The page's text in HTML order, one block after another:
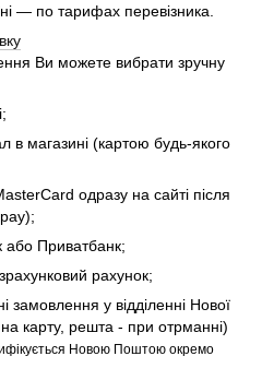
— по тарифах перевізника.
Ви можете вибрати зручну
в магазині (картою будь-якого
одразу на сайті після
Приватбанк;
рахунок;
у відділенні Нової
карту, решта - при отрманні)
Новою Поштою окремо